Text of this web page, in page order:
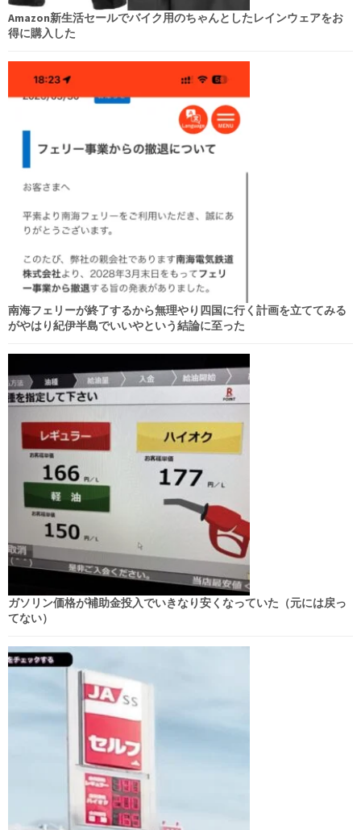
Amazon新生活セールでバイク用のちゃんとしたレインウェアをお
得に購入した
南海フェリーが終了するから無理やり四国に行く計画を立ててみる
がやはり紀伊半島でいいやという結論に至った
ガソリン価格が補助金投入でいきなり安くなっていた（元には戻っ
てない）